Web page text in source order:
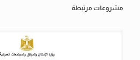
مشروعات مرتبطة